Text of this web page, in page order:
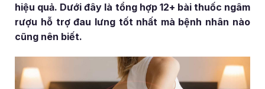
hiệu quả. Dưới đây là tổng hợp 12+ bài thuốc ngâm
rượu hỗ trợ đau lưng tốt nhất mà bệnh nhân nào
cũng nên biết.